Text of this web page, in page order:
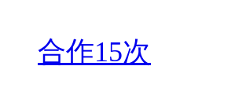
合作15次